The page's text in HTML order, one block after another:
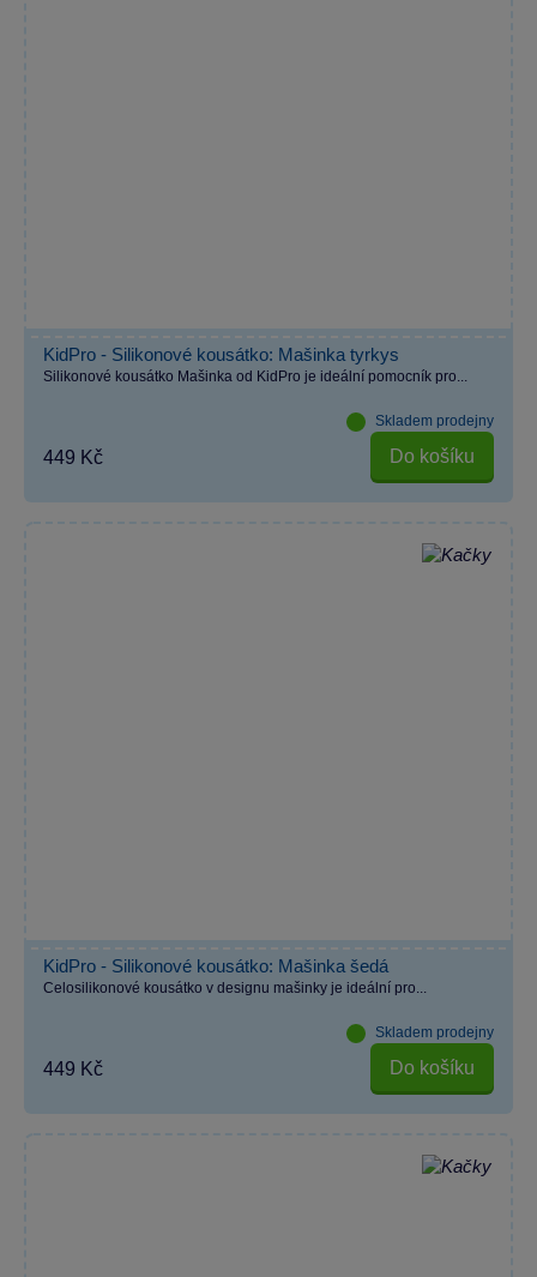
KidPro - Silikonové kousátko: Mašinka tyrkys
Silikonové kousátko Mašinka od KidPro je ideální pomocník pro...
Skladem prodejny
449 Kč Do košíku
KidPro - Silikonové kousátko: Mašinka šedá
Celosilikonové kousátko v designu mašinky je ideální pro...
Skladem prodejny
449 Kč Do košíku